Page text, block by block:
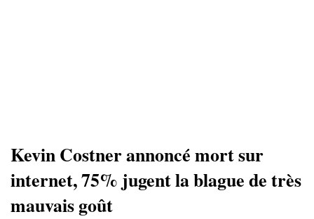
Kevin Costner annoncé mort sur
internet, 75% jugent la blague de très
mauvais goût